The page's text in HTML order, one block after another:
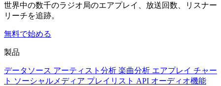
世界中の数千のラジオ局のエアプレイ、放送回数、リスナー
リーチを追跡。
無料で始める
製品
データソース アーティスト分析 楽曲分析 エアプレイ チャー
ト ソーシャルメディア プレイリスト API オーディオ機能